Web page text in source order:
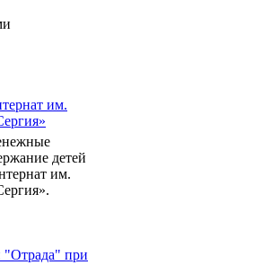
им.
детей
им.
при